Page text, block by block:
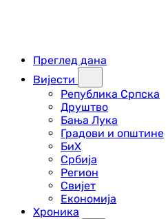
Преглед дана
Вијести
Република Српска
Друштво
Бања Лука
Градови и општине
БиХ
Србија
Регион
Свијет
Економија
Хроника